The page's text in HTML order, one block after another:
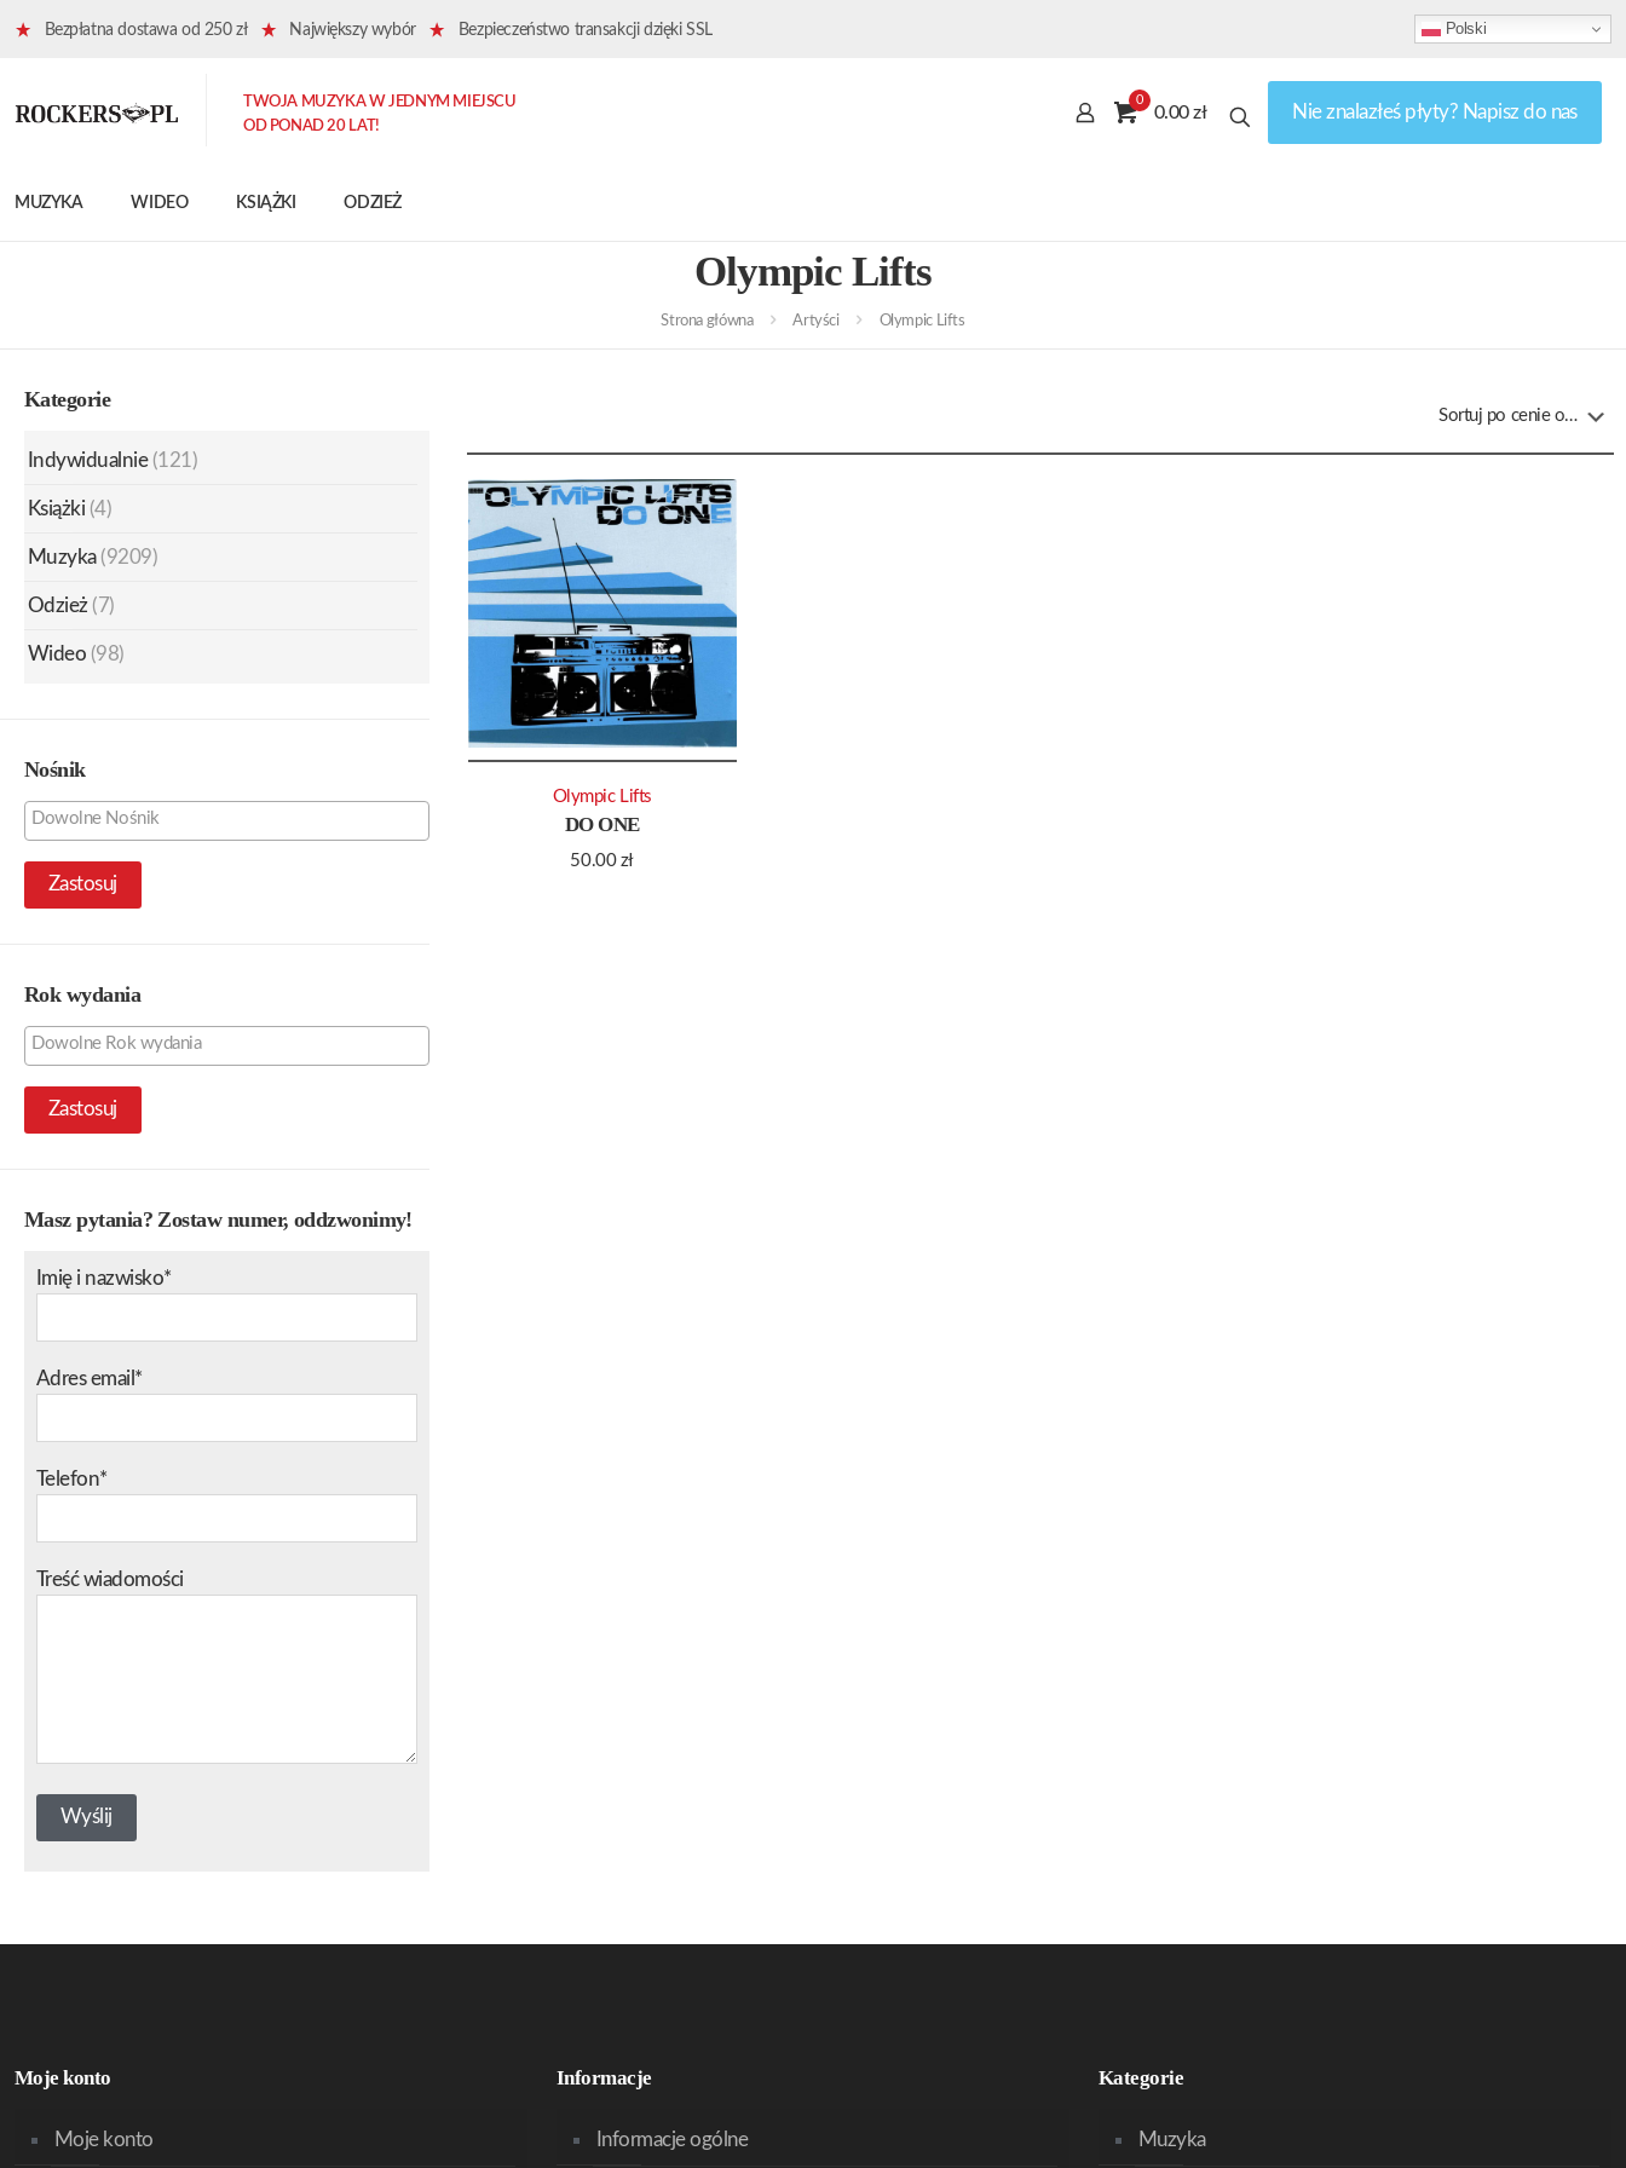
Bezpłatna dostawa od 250 zł Największy wybór Bezpieczeństwo transakcji dzięki SSL Polski
MUZYKA WIDEO KSIĄŻKI ODZIEŻ
TWOJA MUZYKA W JEDNYM MIEJSCU
OD PONAD 20 LAT!
0
0.00 zł Nie znalazłeś płyty? Napisz do nas
Olympic Lifts
Strona główna Artyści Olympic Lifts
DO ONE
50.00 zł
Olympic Lifts
Kategorie
Indywidualnie (121)
Książki (4)
Muzyka (9209)
Odzież (7)
Wideo (98)
Nośnik
Zastosuj
Rok wydania
Zastosuj
Masz pytania? Zostaw numer, oddzwonimy!
Imię i nazwisko*
Adres email*
Telefon*
Treść wiadomości
Moje konto
Moje konto
Informacje
Informacje ogólne
Kategorie
Muzyka